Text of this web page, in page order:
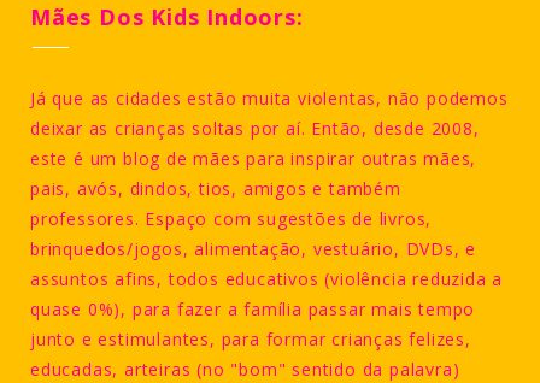
Mães Dos Kids Indoors:
Já que as cidades estão muita violentas, não podemos
deixar as crianças soltas por aí. Então, desde 2008,
este é um blog de mães para inspirar outras mães,
pais, avós, dindos, tios, amigos e também
professores. Espaço com sugestões de livros,
brinquedos/jogos, alimentação, vestuário, DVDs, e
assuntos afins, todos educativos (violência reduzida a
quase 0%), para fazer a família passar mais tempo
junto e estimulantes, para formar crianças felizes,
educadas, arteiras (no "bom" sentido da palavra)